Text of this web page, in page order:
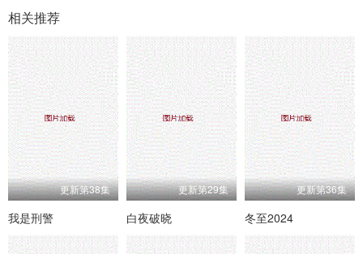
相关推荐
更新第38集
我是刑警
更新第29集
白夜破晓
更新第36集
冬至2024